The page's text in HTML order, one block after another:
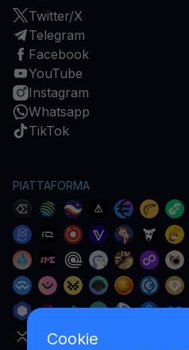
Cookie
Twitter/X
Telegram
Facebook
YouTube
Instagram
Whatsapp
TikTok
PIATTAFORMA